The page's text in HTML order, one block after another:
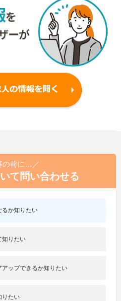
の前に…／
て問い合わせる
るか知りたい
知りたい
ップできるか知りたい
りたい